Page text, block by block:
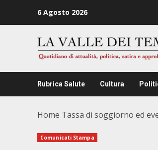
6 Agosto 2026
Rubrica Salute Cultura
Home Tassa di soggiorno ed
Comunicati Stampa